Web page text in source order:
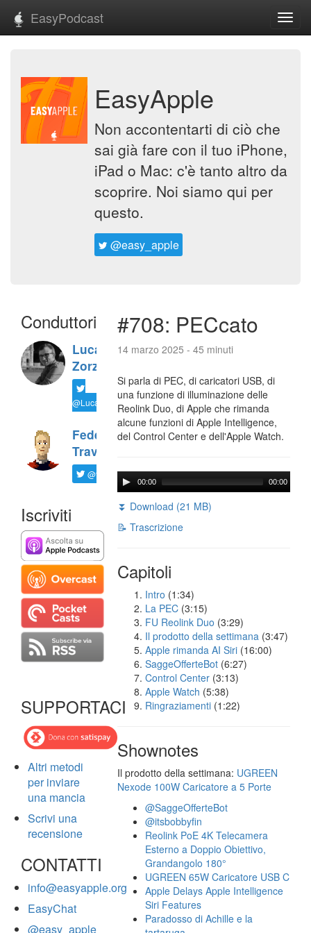
EasyPodcast
EasyApple
Non accontentarti di ciò che
sai già fare con il tuo iPhone,
iPad o Mac: c'è tanto altro da
scoprire. Noi siamo qui per
questo.
@easy_apple
Conduttori
Luca
Zorzi
@LucaTNT
Federico
Travaini
@ftrava
Iscriviti
SUPPORTACI
Altri metodi
per inviare
una mancia
Scrivi una
recensione
CONTATTI
info@easyapple.org
EasyChat
@easy_apple
#708: PECcato
14 marzo 2025 - 45 minuti
Si parla di PEC, di caricatori USB, di
una funzione di illuminazione delle
Reolink Duo, di Apple che rimanda
alcune funzioni di Apple Intelligence,
del Control Center e dell'Apple Watch.
00:00 00:00
⏬ Download (21 MB)
📝 Trascrizione
Capitoli
Intro (1:34)
La PEC (3:15)
FU Reolink Duo (3:29)
Il prodotto della settimana (3:47)
Apple rimanda AI Siri (16:00)
SaggeOfferteBot (6:27)
Control Center (3:13)
Apple Watch (5:38)
Ringraziamenti (1:22)
Shownotes
Il prodotto della settimana: UGREEN
Nexode 100W Caricatore a 5 Porte
@SaggeOfferteBot
@itsbobbyfin
Reolink PoE 4K Telecamera
Esterno a Doppio Obiettivo,
Grandangolo 180°
UGREEN 65W Caricatore USB C
Apple Delays Apple Intelligence
Siri Features
Paradosso di Achille e la